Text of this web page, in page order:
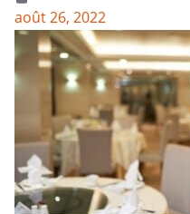
août 26, 2022